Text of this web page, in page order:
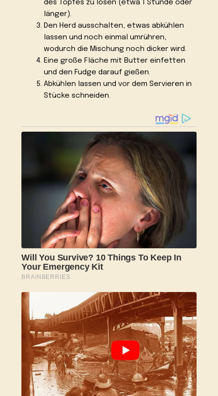
des Topfes zu lösen (etwa 1 Stunde oder
länger).
Den Herd ausschalten, etwas abkühlen
lassen und noch einmal umrühren,
wodurch die Mischung noch dicker wird.
Eine große Fläche mit Butter einfetten
und den Fudge darauf gießen.
Abkühlen lassen und vor dem Servieren in
Stücke schneiden.